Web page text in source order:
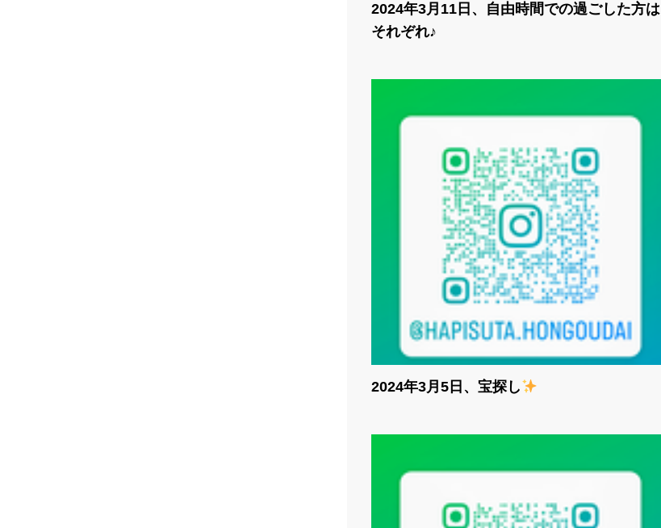
2024年3月11日、自由時間での過ごした方は
それぞれ♪
2024年3月5日、宝探し